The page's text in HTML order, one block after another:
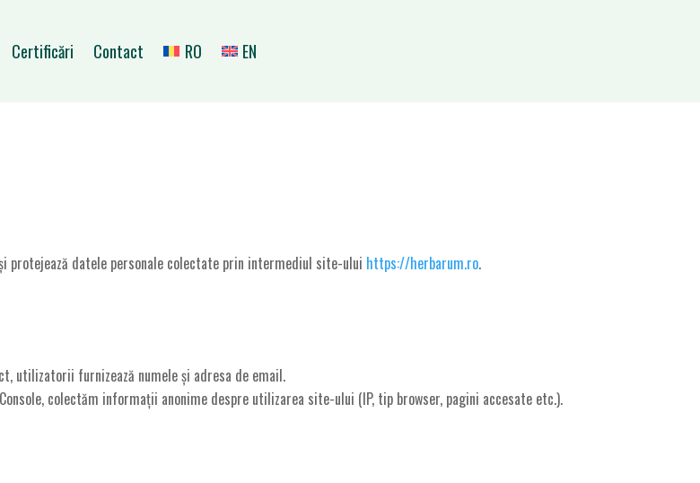
Certificări Contact RO EN
protejează datele personale colectate prin intermediul site-ului https://herbarum.ro.
utilizatorii furnizează numele și adresa de email.
colectăm informații anonime despre utilizarea site-ului (IP, tip browser, pagini accesate etc.).